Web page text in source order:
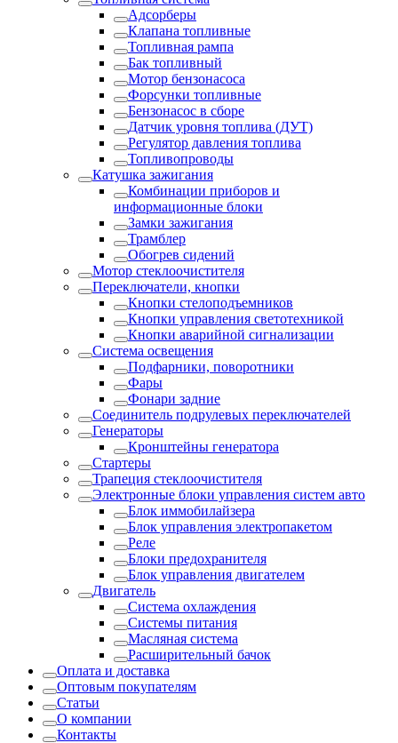
Адсорберы
Клапана топливные
Топливная рампа
Бак топливный
Мотор бензонасоса
Форсунки топливные
Бензонасос в сборе
Датчик уровня топлива (ДУТ)
Регулятор давления топлива
Топливопроводы
Катушка зажигания
Комбинации приборов и
информационные блоки
Замки зажигания
Трамблер
Обогрев сидений
Мотор стеклоочистителя
Переключатели, кнопки
Кнопки стелоподъемников
Кнопки управления светотехникой
Кнопки аварийной сигнализации
Система освещения
Подфарники, поворотники
Фары
Фонари задние
Соединитель подрулевых переключателей
Генераторы
Кронштейны генератора
Стартеры
Трапеция стеклоочистителя
Электронные блоки управления систем авто
Блок иммобилайзера
Блок управления электропакетом
Реле
Блоки предохранителя
Блок управления двигателем
Двигатель
Система охлаждения
Системы питания
Масляная система
Расширительный бачок
Оплата и доставка
Оптовым покупателям
Статьи
О компании
Контакты